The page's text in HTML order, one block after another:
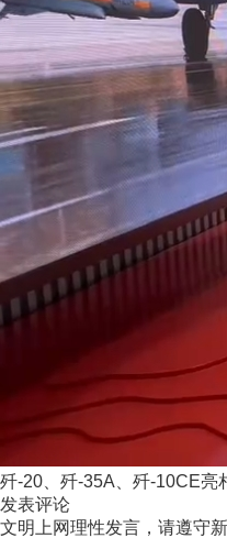
歼-20、歼-35A、歼-10CE亮
发表评论
文明上网理性发言，请遵守